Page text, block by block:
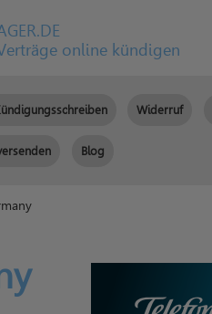
online kündigen
Widerruf
Blog